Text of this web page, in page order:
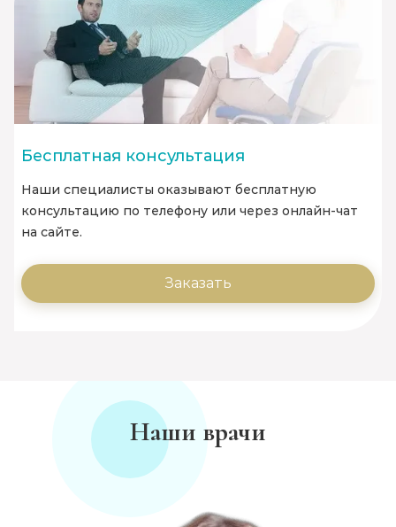
Бесплатная консультация
Наши специалисты оказывают бесплатную
консультацию по телефону или через онлайн-чат
на сайте.
Заказать
Наши врачи